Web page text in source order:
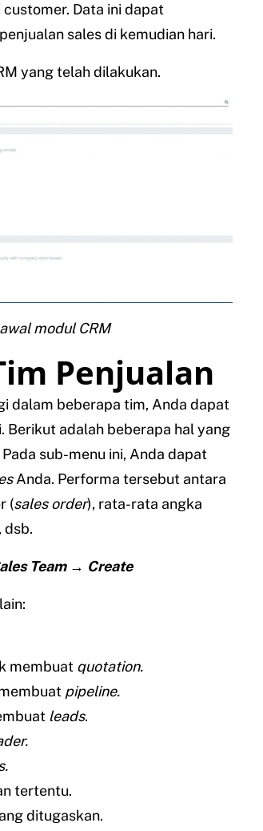
Data ini dapat
sales di kemudian hari.
yang telah dilakukan.
modul CRM
Penjualan
dalam beberapa tim, Anda dapat
adalah beberapa hal yang
Pada sub-menu ini, Anda dapat
Anda. Performa tersebut antara
(sales order), rata-rata angka
dsb.
Team → Create
membuat quotation.
pipeline.
leads.
tertentu.
ditugaskan.